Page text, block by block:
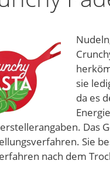
sie
da es
Das
Sie
nach dem